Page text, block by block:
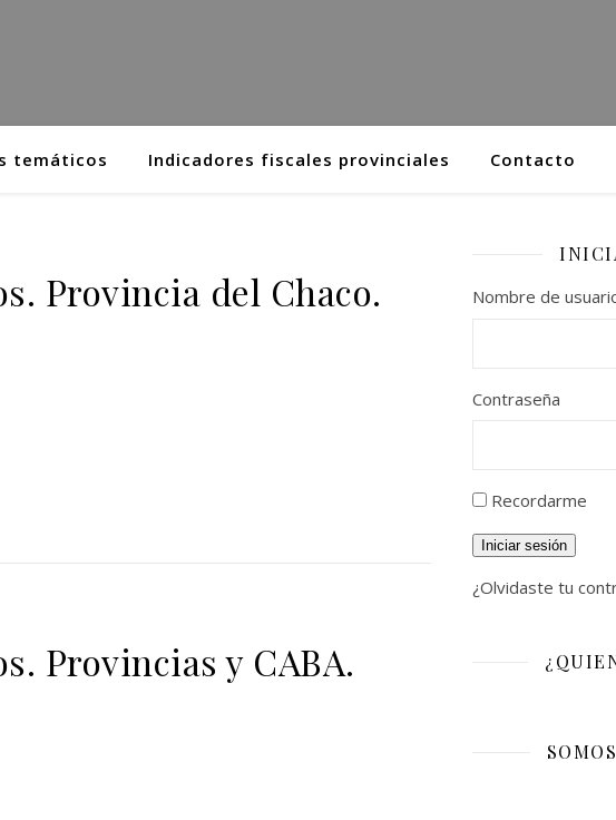
temáticos Indicadores fiscales provinciales Contacto
Provincia del Chaco.
Provincias y CABA.
Nombre de
Contraseña
Recordarme
Iniciar sesión
¿Olvidaste tu